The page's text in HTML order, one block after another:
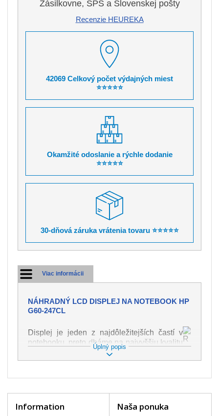
Zásilkovne, SPS a Slovenskej pošty
Recenzie HEUREKA
42069 Celkový počet výdajných miest
⭐⭐⭐⭐⭐
Okamžité odoslanie a rýchle dodanie
⭐⭐⭐⭐⭐
30-dňová záruka vrátenia tovaru ⭐⭐⭐⭐⭐
Viac informácii
NÁHRADNÝ LCD DISPLEJ NA NOTEBOOK HP
G60-247CL
Displej je jeden z najdôležitejších častí v
notebooku, preto dbáme na najvyššiu kvalitu
tohto náhradného dielu. Slúži k
zobrazovaniu textu či obrazu v rôznej
najväčšou opatrnosťou. Medzi najčastejšie
poškodenie napr. prasklinu alebo
Úplný popis
Information Naša ponuka